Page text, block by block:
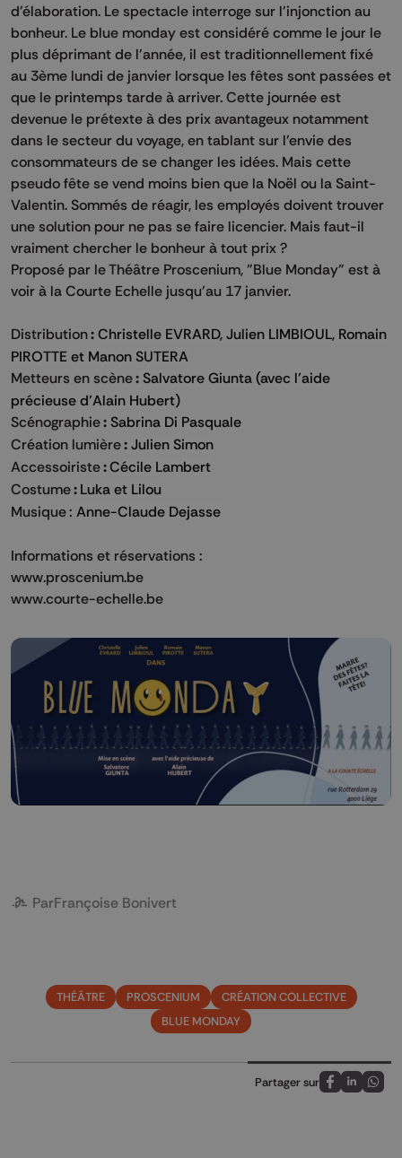
d'élaboration. Le spectacle interroge sur l'injonction au
bonheur. Le blue monday est considéré comme le jour le
plus déprimant de l'année, il est traditionnellement fixé
au 3ème lundi de janvier lorsque les fêtes sont passées et
que le printemps tarde à arriver. Cette journée est
devenue le prétexte à des prix avantageux notamment
dans le secteur du voyage, en tablant sur l'envie des
consommateurs de se changer les idées. Mais cette
pseudo fête se vend moins bien que la Noël ou la Saint-
Valentin. Sommés de réagir, les employés doivent trouver
une solution pour ne pas se faire licencier. Mais faut-il
vraiment chercher le bonheur à tout prix ?
Proposé par le Théâtre Proscenium, "Blue Monday" est à
voir à la Courte Echelle jusqu'au 17 janvier.
Distribution: Christelle EVRARD, Julien LIMBIOUL, Romain
PIROTTE et Manon SUTERA
Metteurs en scène: Salvatore Giunta (avec l’aide
précieuse d’Alain Hubert)
Scénographie: Sabrina Di Pasquale
Création lumière: Julien Simon
Accessoiriste:Cécile Lambert
Costume: Luka et Lilou
Musique: Anne-Claude Dejasse
Informations et réservations :
www.proscenium.be
www.courte-echelle.be
ParFrançoise Bonivert
THÉÂTRE PROSCENIUM
CRÉATION COLLECTIVE
BLUE MONDAY
Partager sur
Partagez sur
Partagez